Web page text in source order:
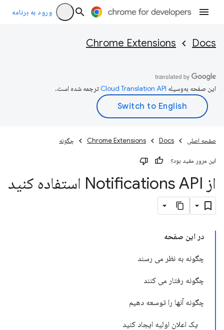
ورود به برنامه
Docs
Chrome Extensions
این صفحه به‌وسیله ترجمه شده است.
صفحه اصلی Docs
Chrome Extensions چگونه
این مرور مفید بود؟
از Notifications API استفاده کنید
در این صفحه
چگونه به نظر می رسند
چگونه رفتار می کنند
چگونه آنها را توسعه دهیم
یک اعلان اولیه ایجاد کنید